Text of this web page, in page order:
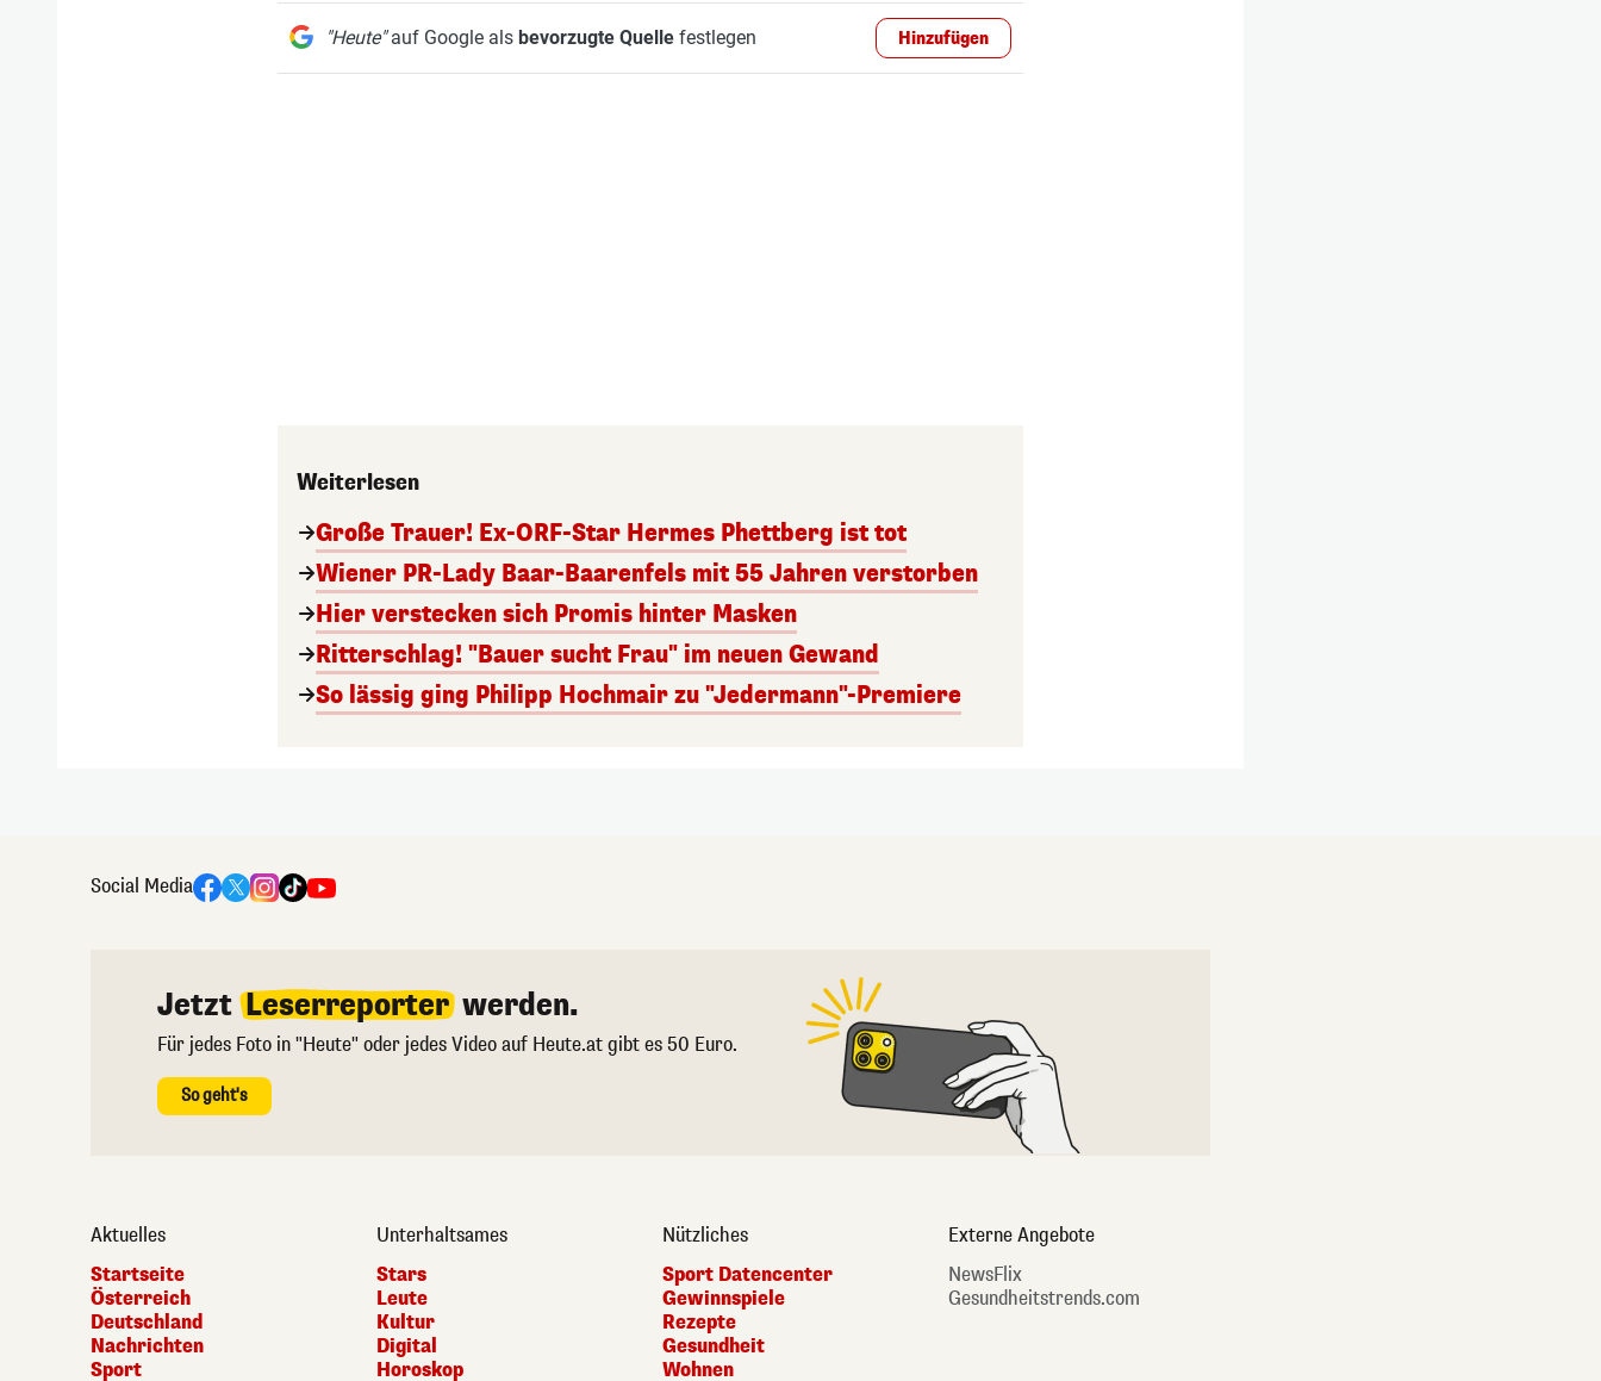
"Heute"auf Google als bevorzugte Quellefestlegen Hinzufügen
Weiterlesen
Große Trauer! Ex-ORF-Star Hermes Phettberg ist tot
Wiener PR-Lady Baar-Baarenfels mit 55 Jahren verstorben
Hier verstecken sich Promis hinter Masken
Ritterschlag! "Bauer sucht Frau" im neuen Gewand
So lässig ging Philipp Hochmair zu "Jedermann"-Premiere
Social Media
Jetzt Leserreporter werden.
Für jedes Foto in "Heute" oder jedes Video auf Heute.at gibt es 50 Euro.
So geht's
Aktuelles
Startseite
Österreich
Deutschland
Nachrichten
Sport
Unterhaltsames
Stars
Leute
Kultur
Digital
Horoskop
Nützliches
Sport Datencenter
Gewinnspiele
Rezepte
Gesundheit
Wohnen
Externe Angebote
NewsFlix
Gesundheitstrends.com